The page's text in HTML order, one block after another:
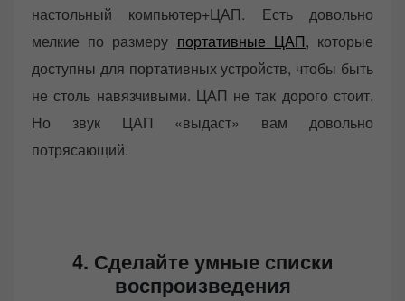
настольный компьютер+ЦАП. Есть довольно
мелкие по размеру портативные ЦАП, которые
доступны для портативных устройств, чтобы быть
не столь навязчивыми. ЦАП не так дорого стоит.
Но звук ЦАП «выдаст» вам довольно
потрясающий.
4. Сделайте умные списки
воспроизведения